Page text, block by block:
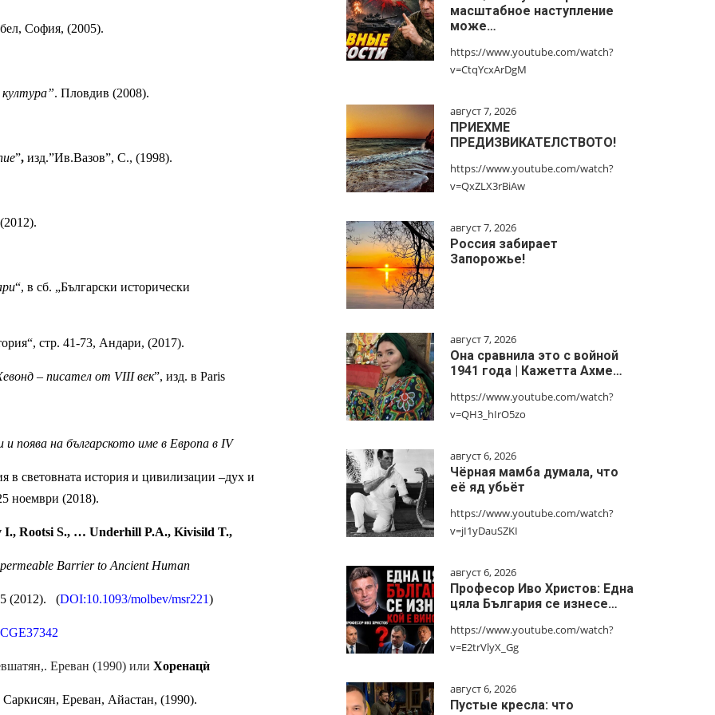
София, (2005).
. Пловдив (2008).
”, изд.”Ив.Вазов”, С., (1998).
“, в сб. „Български исторически
стр. 41-73, Андари, (2017).
– писател от VIII век”, изд. в Paris
поява на българското име в Европа в IV
световната история и цивилизации –дух и
ноември (2018).
I., Rootsi S., … Underhill P.A., Kivisild T.,
Barrier to Ancient Human
(2012).   (DOI:10.1093/molbev/msr221)
Ереван (1990) или Хоренацѝ
Ереван, Айастан, (1990).
масштабное наступление
може…
https://www.youtube.com/watch?
v=CtqYcxArDgM
август 7, 2026
ПРИЕХМЕ
ПРЕДИЗВИКАТЕЛСТВОТО!
https://www.youtube.com/watch?
v=QxZLX3rBiAw
август 7, 2026
Россия забирает
Запорожье!
август 7, 2026
Она сравнила это с войной
1941 года | Кажетта Ахме…
https://www.youtube.com/watch?
v=QH3_hIrO5zo
август 6, 2026
Чёрная мамба думала, что
её яд убьёт
https://www.youtube.com/watch?
v=jI1yDauSZKI
август 6, 2026
Професор Иво Христов: Една
цяла България се изнесе…
https://www.youtube.com/watch?
v=E2trVlyX_Gg
август 6, 2026
Пустые кресла: что